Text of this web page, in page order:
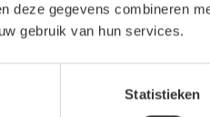
deze gegevens combineren
gebruik van hun services.
Statistieken
en er is altijd een tekort in
goed op druk te houden.”